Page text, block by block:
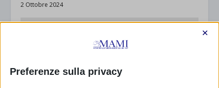
2 Ottobre 2024
Preferenze sulla privacy
×